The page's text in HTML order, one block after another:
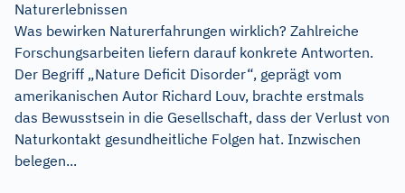
Naturerlebnissen
Was bewirken Naturerfahrungen wirklich? Zahlreiche
Forschungsarbeiten liefern darauf konkrete Antworten.
Der Begriff „Nature Deficit Disorder“, geprägt vom
amerikanischen Autor Richard Louv, brachte erstmals
das Bewusstsein in die Gesellschaft, dass der Verlust von
Naturkontakt gesundheitliche Folgen hat. Inzwischen
belegen...